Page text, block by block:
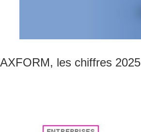
AXFORM, les chiffres 2025